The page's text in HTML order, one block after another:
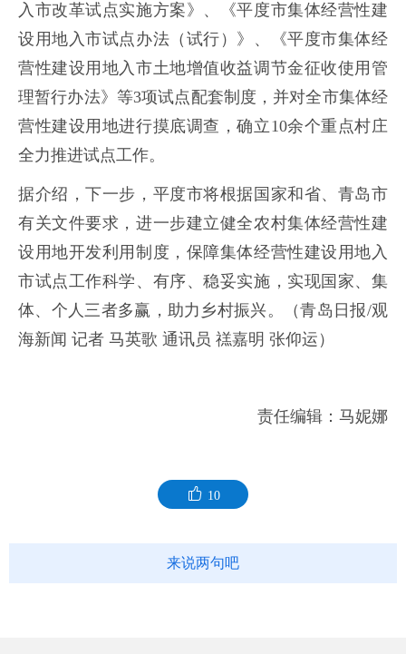
入市改革试点实施方案》、《平度市集体经营性建
设用地入市试点办法（试行）》、《平度市集体经
营性建设用地入市土地增值收益调节金征收使用管
理暂行办法》等3项试点配套制度，并对全市集体经
营性建设用地进行摸底调查，确立10余个重点村庄
全力推进试点工作。
据介绍，下一步，平度市将根据国家和省、青岛市
有关文件要求，进一步建立健全农村集体经营性建
设用地开发利用制度，保障集体经营性建设用地入
市试点工作科学、有序、稳妥实施，实现国家、集
体、个人三者多赢，助力乡村振兴。
（青岛日报/观
海新闻 记者 马英歌 通讯员 禚嘉明 张仰运）
责任编辑：马妮娜
10
来说两句吧